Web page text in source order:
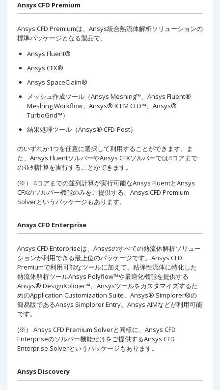
Ansys CFD Premium
Ansys CFD Premiumは、Ansys統合熱流体解析ソリューションの
標準パッケージとなる製品で、
Ansys Fluent®
Ansys CFX®
Ansys SpaceClaim®
メッシュ作成ツール（Ansys Meshing™、Ansys Fluent®
Meshing Workflow、Ansys® ICEM CFD™、Ansys®
TurboGrid™）
結果処理ツール（Ansys® CFD-Post）
のいずれか1つを任意に選択して利用することができます。ま
た、Ansys FluentソルバーやAnsys CFXソルバーでは4コアまで
の並列計算を実行することができます。
(※） 4コアまでの並列計算が実行可能なAnsys FluentとAnsys
CFXのソルバー機能のみをご提供する、Ansys CFD Premium
Solverというパッケージもあります。
Ansys CFD Enterprise
Ansys CFD Enterpriseは、Ansysのすべての熱流体解析ソリュー
ションが利用できる最上位のパッケージです。Ansys CFD
Premiumで利用可能なツールに加えて、粘弾性流体に特化した
熱流体解析ツールAnsys Polyflow™や最適化機能を提供する
Ansys® DesignXplorer™、Ansysツールをカスタマイズするた
めのApplication Customization Suite、Ansys® Simplorer®の
簡易版であるAnsys Simplorer Entry、Ansys AIMなどが利用可能
です。
(※） Ansys CFD Premium Solverと同様に、Ansys CFD
Enterpriseのソルバー機能だけをご提供するAnsys CFD
Enterprise Solverというパッケージもあります。
Ansys Discovery